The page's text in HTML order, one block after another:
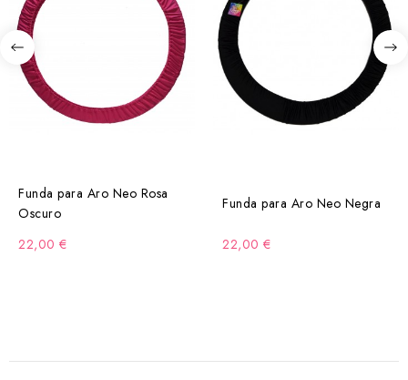
Funda para Aro Neo Rosa
Oscuro
22,00 €
Funda para Aro Neo Negra
22,00 €